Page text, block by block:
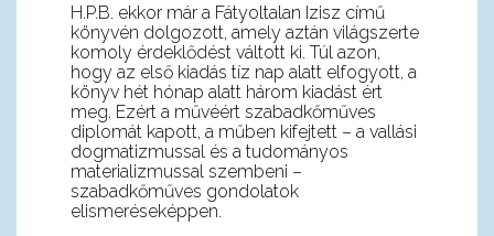
H.P.B. ekkor már a Fátyoltalan Izisz című
könyvén dolgozott, amely aztán világszerte
komoly érdeklődést váltott ki. Túl azon,
hogy az első kiadás tíz nap alatt elfogyott, a
könyv hét hónap alatt három kiadást ért
meg. Ezért a művéért szabadkőműves
diplomát kapott, a műben kifejtett – a vallási
dogmatizmussal és a tudományos
materializmussal szembeni –
szabadkőműves gondolatok
elismeréseképpen.